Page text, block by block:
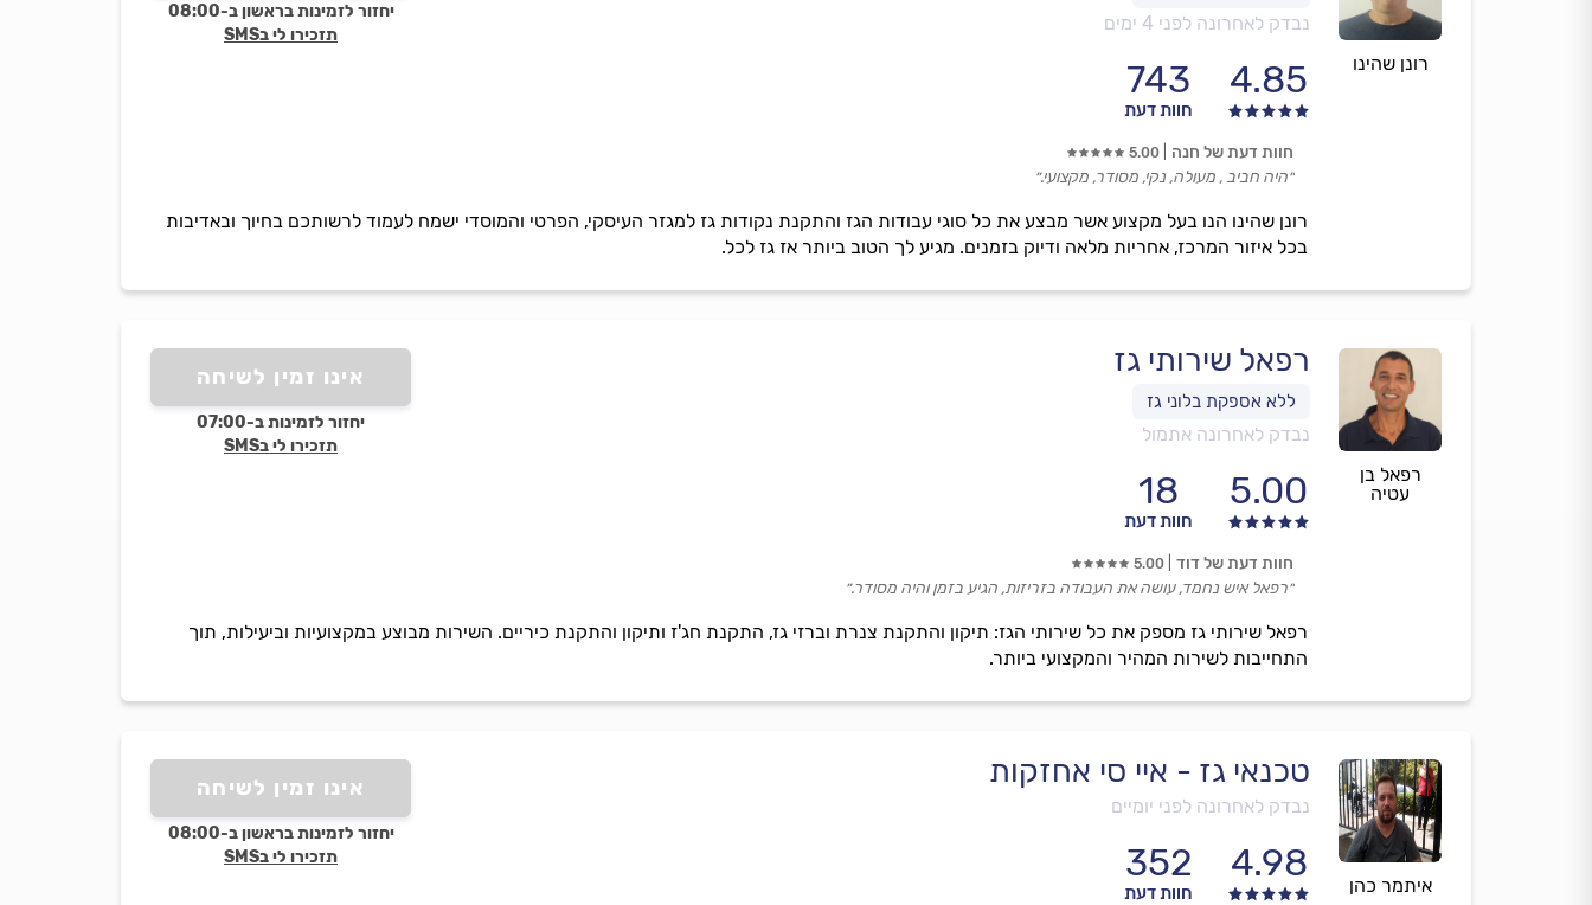
רונן שהינו
נבדק לאחרונה לפני 4 ימים
4.85
743
חוות דעת
יחזור לזמינות בראשון ב-08:00
תזכירו לי בSMS
רונן שהינו הנו בעל מקצוע אשר מבצע את כל סוגי עבודות הגז והתקנת נקודות גז למגזר העיסקי, הפרטי והמוסדי ישמח לעמוד לרשותכם בחיוך ובאדיבות
בכל איזור המרכז, אחריות מלאה ודיוק בזמנים. מגיע לך הטוב ביותר אז גז לכל.
חוות דעת של חנה 5.00
״היה חביב , מעולה, נקי, מסודר, מקצועי.״
רפאל בן
עטיה
רפאל שירותי גז
נבדק לאחרונה אתמול
5.00
18
חוות דעת
אינו זמין לשיחה
יחזור לזמינות ב-07:00
תזכירו לי בSMS
רפאל שירותי גז מספק את כל שירותי הגז: תיקון והתקנת צנרת וברזי גז, התקנת חג'ז ותיקון והתקנת כיריים. השירות מבוצע במקצועיות וביעילות, תוך
התחייבות לשירות המהיר והמקצועי ביותר.
חוות דעת של דוד 5.00
״רפאל איש נחמד, עושה את העבודה בזריזות, הגיע בזמן והיה מסודר.״
איתמר כהן
טכנאי גז - איי סי אחזקות
נבדק לאחרונה לפני יומיים
4.98
352
חוות דעת
אינו זמין לשיחה
יחזור לזמינות בראשון ב-08:00
תזכירו לי בSMS